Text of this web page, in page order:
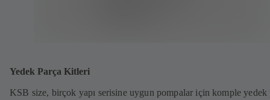
Yedek Parça Kitleri
KSB size, birçok yapı serisine uygun pompalar için komple yedek